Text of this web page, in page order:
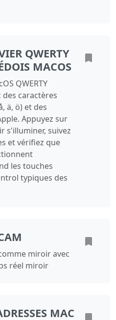
QWERTY
MACOS
QWERTY
caractères
ä, ö) et des
Appuyez sur
s'illuminer, suivez
et vérifiez que
les touches
typiques des
miroir avec
réel miroir
MAC